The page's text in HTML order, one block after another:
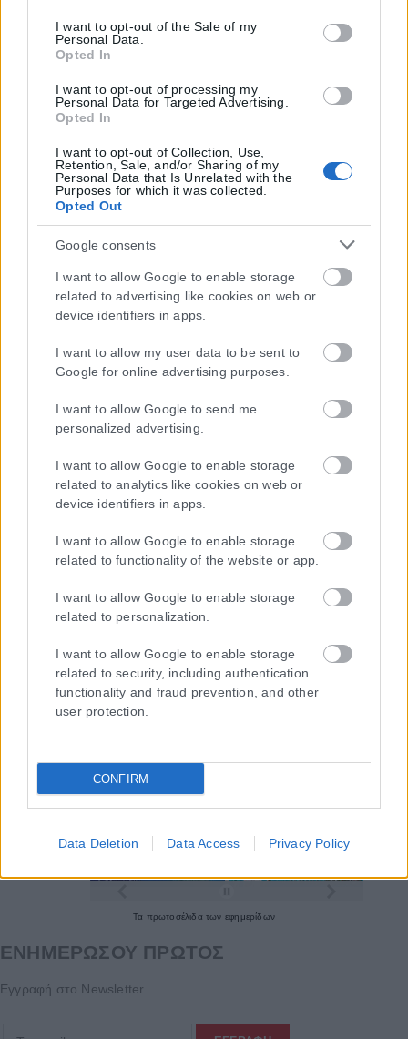
Google consent section.
I want to opt-out of the Sale of my
Personal Data.
Opted In
I want to opt-out of processing my
Personal Data for Targeted Advertising.
Opted In
I want to opt-out of Collection, Use,
Retention, Sale, and/or Sharing of my
Personal Data that Is Unrelated with the
Purposes for which it was collected.
Opted Out
Google consents
I want to allow Google to enable storage
related to advertising like cookies on web or
device identifiers in apps.
I want to allow my user data to be sent to
Google for online advertising purposes.
I want to allow Google to send me
personalized advertising.
I want to allow Google to enable storage
related to analytics like cookies on web or
device identifiers in apps.
I want to allow Google to enable storage
related to functionality of the website or app.
I want to allow Google to enable storage
related to personalization.
I want to allow Google to enable storage
related to security, including authentication
functionality and fraud prevention, and other
user protection.
CONFIRM
Data Deletion Data Access Privacy Policy
Η εταιρεία με την επωνυμία “POLITICAL MEDIA GROUP A.E.” και κατ’
συμμορφώνονται με τη Σύσταση (ΕΕ) 2018/334 της Επιτροπής της
1ης Μαρτίου 2018 σχετικά με τα μέτρα για την αποτελεσματική
Μοναδικός αριθμός Μ.Η.Τ. 262048
Τα πρωτοσέλιδατων εφημερίδων
ΕΝΗΜΕΡΩΣΟΥ ΠΡΩΤΟΣ
Εγγραφή στο Newsletter